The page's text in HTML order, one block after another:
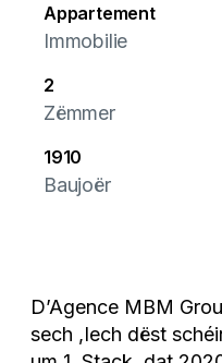
Appartement
Immobilie
2
Zëmmer
1910
Baujoër
D’Agence MBM
sech ,Iech dëst